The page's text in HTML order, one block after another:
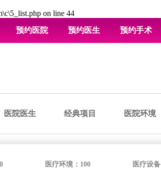
on line 44
预约医院 预约医生 预约手术
医院医生 经典项目 医院环境
医疗环境： 100 医疗设备